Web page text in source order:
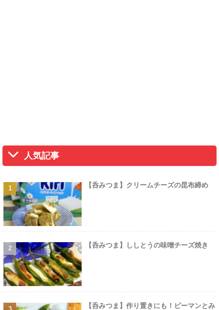
人気記事
【呑みつま】クリームチーズの昆布締め
【呑みつま】ししとうの味噌チーズ焼き
【呑みつま】作り置きにも！ピーマンとみ